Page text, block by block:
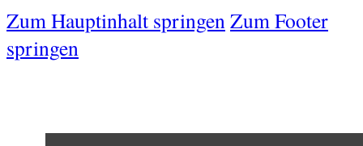
Zum Hauptinhalt springenZum Footer
springen